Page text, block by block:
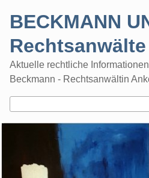
BECKMANN
Aktuelle rechtliche
Beckmann - Rechtsanwältin